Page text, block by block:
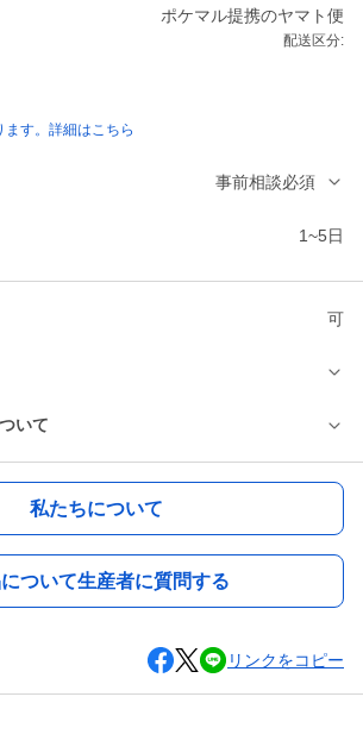
ポケマル提携のヤマト便
配送区分:
す。詳細はこちら
事前相談必須
1~5日
可
いて
私たちについて
ついて生産者に質問する
リンクをコピー